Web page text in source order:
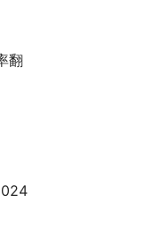
翻